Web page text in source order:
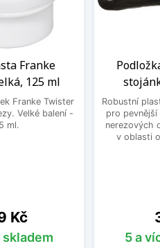
Franke
125 ml
Franke Twister
Velké balení -
ml.
Kč
skladem
Robustní
pro
nerezových
v oblasti
5 a